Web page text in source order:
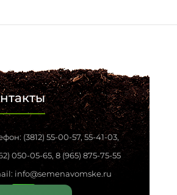
(3812) 55-00-57, 55-41-03,
050-05-65, 8 (965) 875-75-55
info@semenavomske.ru